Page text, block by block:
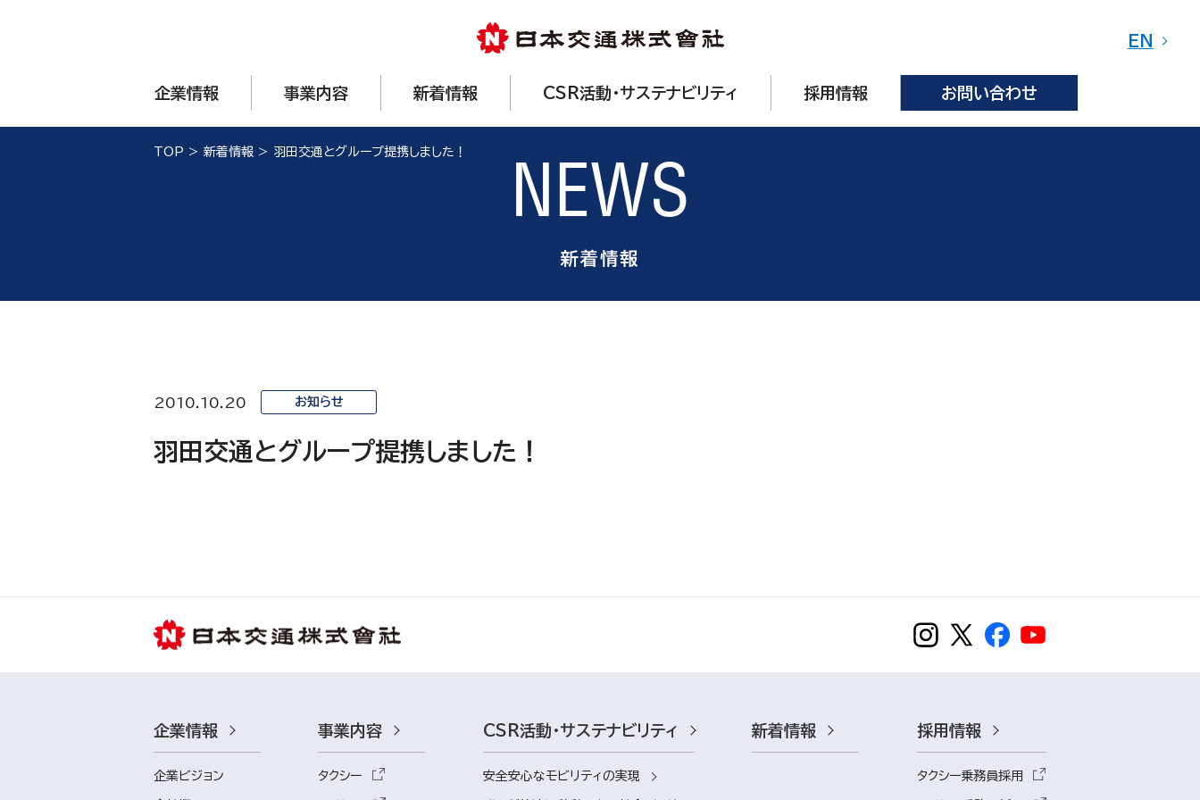
EN
企業情報 事業内容 新着情報 CSR活動・サステナビリティ 採用情報 お問い合わせ
TOP > 新着情報 > 羽田交通とグループ提携しました！
NEWS
新着情報
2010.10.20 お知らせ
羽田交通とグループ提携しました！
企業情報
企業ビジョン
事業内容
タクシー
CSR活動・サステナビリティ
安全安心なモビリティの実現
新着情報 採用情報
タクシー乗務員採用